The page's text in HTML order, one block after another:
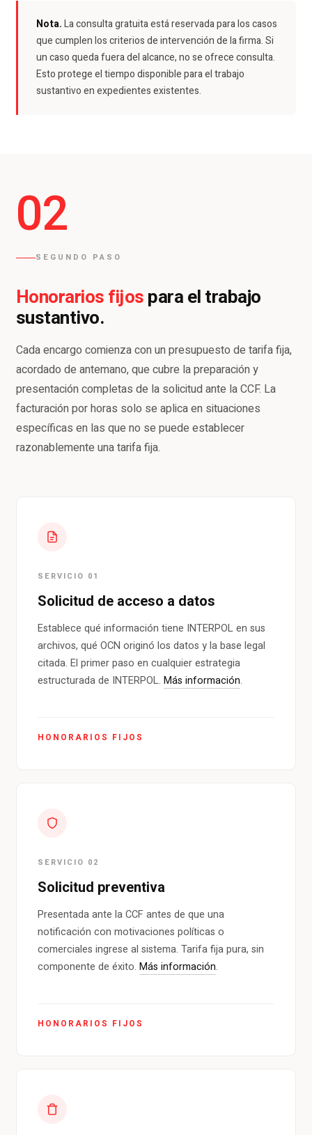
Nota.La consulta gratuita está reservada para los casos
que cumplen los criterios de intervención de la firma. Si
un caso queda fuera del alcance, no se ofrece consulta.
Esto protege el tiempo disponible para el trabajo
sustantivo en expedientes existentes.
02
SEGUNDO PASO
Honorarios fijos para el trabajo
sustantivo.
Cada encargo comienza con un presupuesto de tarifa fija,
acordado de antemano, que cubre la preparación y
presentación completas de la solicitud ante la CCF. La
facturación por horas solo se aplica en situaciones
específicas en las que no se puede establecer
razonablemente una tarifa fija.
SERVICIO 01
Solicitud de acceso a datos
Establece qué información tiene INTERPOL en sus
archivos, qué OCN originó los datos y la base legal
citada. El primer paso en cualquier estrategia
estructurada de INTERPOL. Más información.
HONORARIOS FIJOS
SERVICIO 02
Solicitud preventiva
Presentada ante la CCF antes de que una
notificación con motivaciones políticas o
comerciales ingrese al sistema. Tarifa fija pura, sin
componente de éxito. Más información.
HONORARIOS FIJOS